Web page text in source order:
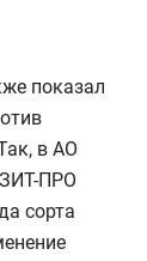
показал
в АО
ПРО
сорта